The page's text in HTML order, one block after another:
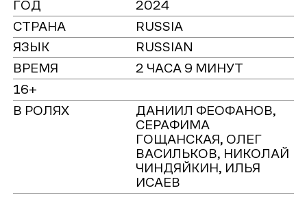
ГОД
2024
СТРАНА
RUSSIA
ЯЗЫК
RUSSIAN
ВРЕМЯ
2 ЧАСА 9 МИНУТ
16+
В РОЛЯХ
ДАНИИЛ ФЕОФАНОВ,
СЕРАФИМА
ГОЩАНСКАЯ, ОЛЕГ
ВАСИЛЬКОВ, НИКОЛАЙ
ЧИНДЯЙКИН, ИЛЬЯ
ИСАЕВ